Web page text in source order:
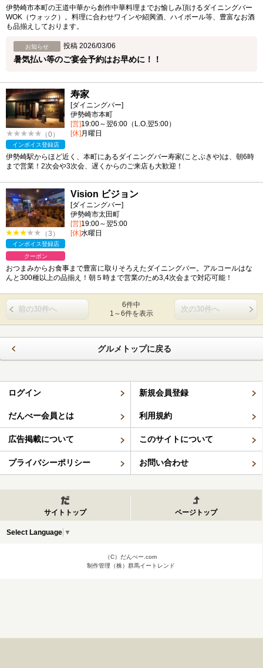
伊勢崎市本町の王道中華から創作中華料理までお愉しみ頂けるダイニングバー
WOK（ウォック）。料理に合わせワインや紹興酒、ハイボール等、豊富なお酒
も品揃えしております。
お知らせ 投稿 2026/03/06
暑気払い等のご宴会予約はお早めに！！
（0）
インボイス登録店
寿家
[ダイニングバー]
伊勢崎市本町
[営]19:00～翌6:00（L.O.翌5:00）
[休] 月曜日
伊勢崎駅からほど近く、本町にあるダイニングバー寿家(ことぶきや)は、朝6時
まで営業！2次会や3次会、遅くからのご来店も大歓迎！
（3）
インボイス登録店
クーポン
Vision ビジョン
[ダイニングバー]
伊勢崎市太田町
[営]19:00～翌5:00
[休]水曜日
おつまみからお食事まで豊富に取りそろえたダイニングバー。アルコールはな
んと300種以上の品揃え！朝５時まで営業のため3,4次会まで対応可能！
前の30件へ
6件中
1～6件を表示
次の30件へ
グルメトップに戻る
ログイン 新規会員登録
だんべー会員とは 利用規約
広告掲載について このサイトについて
プライバシーポリシー お問い合わせ
サイトトップ ページトップ
Select Language ▼
（C）だんべー.com
制作管理（株）群馬イートレンド